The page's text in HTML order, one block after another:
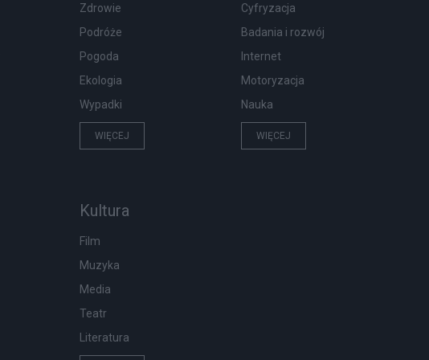
Zdrowie
Podróże
Pogoda
Ekologia
Wypadki
WIĘCEJ
Cyfryzacja
Badania i rozwój
Internet
Motoryzacja
Nauka
WIĘCEJ
Kultura
Film
Muzyka
Media
Teatr
Literatura